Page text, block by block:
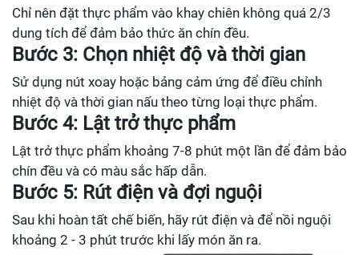
Chỉ nên đặt thực phẩm vào khay chiên không quá 2/3
dung tích để đảm bảo thức ăn chín đều.
Bước 3: Chọn nhiệt độ và thời gian
Sử dụng nút xoay hoặc bảng cảm ứng để điều chỉnh
nhiệt độ và thời gian nấu theo từng loại thực phẩm.
Bước 4: Lật trở thực phẩm
Lật trở thực phẩm khoảng 7-8 phút một lần để đảm bảo
chín đều và có màu sắc hấp dẫn.
Bước 5: Rút điện và đợi nguội
Sau khi hoàn tất chế biến, hãy rút điện và để nồi nguội
khoảng 2 - 3 phút trước khi lấy món ăn ra.